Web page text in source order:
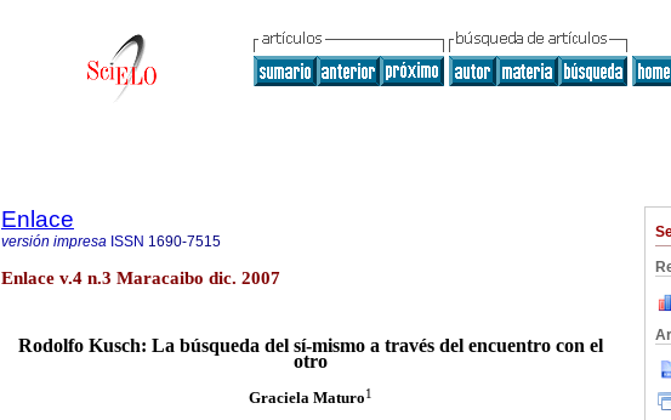
Enlace
versión impresa ISSN 1690-7515
Enlace v.4 n.3 Maracaibo dic. 2007
Rodolfo Kusch: La búsqueda del sí-mismo a través del encuentro con el
otro
Graciela Maturo1